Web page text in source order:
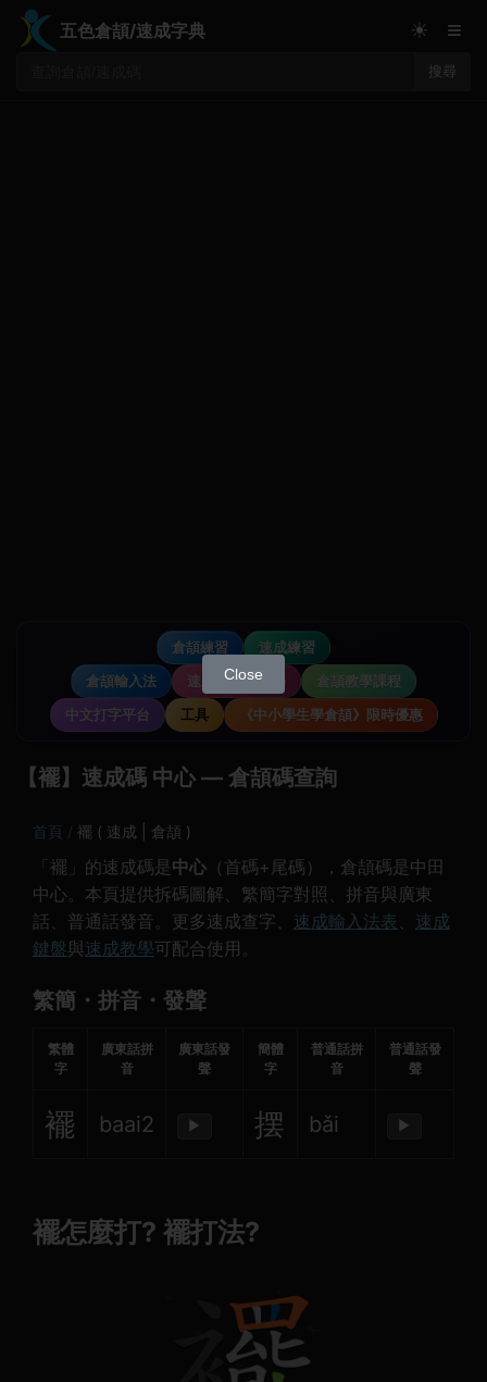
五色倉頡/速成字典
搜尋
☀ ≡
倉頡練習
速成練習
倉頡輸入法
速成輸入法教學
倉頡教學課程
中文打字平台
工具 《中小學生學倉頡》限時優惠
【襬】速成碼 中心 — 倉頡碼查詢
首頁 襬 ( 速成 | 倉頡 )
「襬」的速成碼是 中心 （首碼+尾碼），倉頡碼是中田
中心。本頁提供拆碼圖解、繁簡字對照、拼音與廣東
話、普通話發音。更多速成查字、 速成輸入法表、 速成
鍵盤與速成教學可配合使用。
繁簡・拼音・發聲
繁體
字
廣東話拼
音
廣東話發
聲
簡體
字
普通話拼
音
普通話發
聲
襬 baai2 ▶ 摆 bǎi ▶
襬怎麼打? 襬打法?
Close